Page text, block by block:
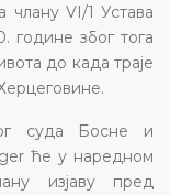
члану VI/1 Устава
године због тога
до када траје
суда Босне и
ће у наредном
изјаву пред